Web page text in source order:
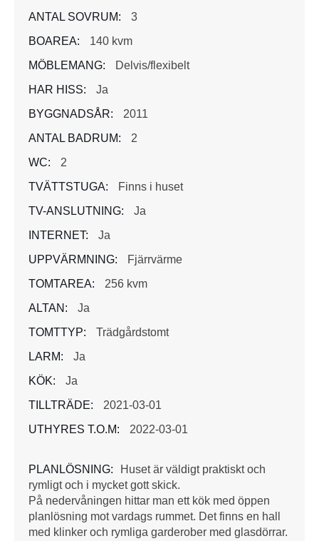
ANTAL SOVRUM:
3
BOAREA:
140 kvm
MÖBLEMANG:
Delvis/flexibelt
HAR HISS:
Ja
BYGGNADSÅR:
2011
ANTAL BADRUM:
2
WC:
2
TVÄTTSTUGA:
Finns i huset
TV-ANSLUTNING:
Ja
INTERNET:
Ja
UPPVÄRMNING:
Fjärrvärme
TOMTAREA:
256 kvm
ALTAN:
Ja
TOMTTYP:
Trädgårdstomt
LARM:
Ja
KÖK:
Ja
TILLTRÄDE:
2021-03-01
UTHYRES T.O.M:
2022-03-01
PLANLÖSNING:
Huset är väldigt praktiskt och
rymligt och i mycket gott skick.
På nedervåningen hittar man ett kök med öppen
planlösning mot vardags rummet. Det finns en hall
med klinker och rymliga garderober med glasdörrar.